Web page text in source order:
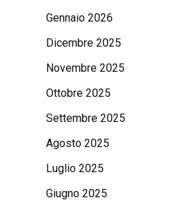
Gennaio 2026
Dicembre 2025
Novembre 2025
Ottobre 2025
Settembre 2025
Agosto 2025
Luglio 2025
Giugno 2025